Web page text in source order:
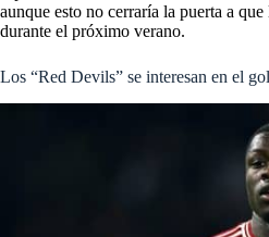
aunque esto no cerraría la puerta a
durante el próximo verano.
Los “Red Devils” se interesan en el